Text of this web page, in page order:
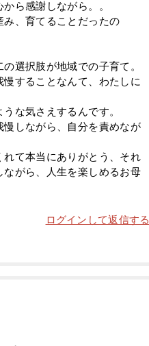
ら感謝しながら。。
、育てることだったの
選択肢が地域での子育て。
することなんて、わたしに
な気さえするんです。
しながら、自分を責めなが
て本当にありがとう、それ
がら、人生を楽しめるお母
ログインして返信する